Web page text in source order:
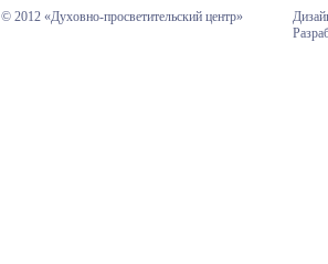
© 2012 «Духовно-просветительский центр»